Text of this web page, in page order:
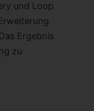
und Loop
Ergebnis
zu